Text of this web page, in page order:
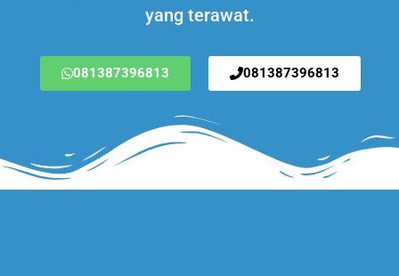
yang terawat.
081387396813 081387396813